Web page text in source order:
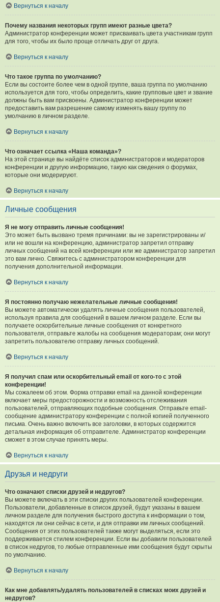
Вернуться к началу
Почему названия некоторых групп имеют разные цвета?
Администратор конференции может присваивать цвета участникам групп
для того, чтобы их было проще отличать друг от друга.
Вернуться к началу
Что такое группа по умолчанию?
Если вы состоите более чем в одной группе, ваша группа по умолчанию
используется для того, чтобы определить, какие групповые цвет и звание
должны быть вам присвоены. Администратор конференции может
предоставить вам разрешение самому изменять вашу группу по
умолчанию в личном разделе.
Вернуться к началу
Что означает ссылка «Наша команда»?
На этой странице вы найдёте список администраторов и модераторов
конференции и другую информацию, такую как сведения о форумах,
которые они модерируют.
Вернуться к началу
Личные сообщения
Я не могу отправить личные сообщения!
Это может быть вызвано тремя причинами: вы не зарегистрированы и/
или не вошли на конференцию, администратор запретил отправку
личных сообщений на всей конференции или же администратор запретил
это вам лично. Свяжитесь с администратором конференции для
получения дополнительной информации.
Вернуться к началу
Я постоянно получаю нежелательные личные сообщения!
Вы можете автоматически удалять личные сообщения пользователей,
используя правила для сообщений в вашем личном разделе. Если вы
получаете оскорбительные личные сообщения от конкретного
пользователя, отправьте жалобы на сообщения модераторам; они могут
запретить пользователю отправку личных сообщений.
Вернуться к началу
Я получил спам или оскорбительный email от кого-то с этой
конференции!
Мы сожалеем об этом. Форма отправки email на данной конференции
включает меры предосторожности и возможность отслеживания
пользователей, отправляющих подобные сообщения. Отправьте email-
сообщение администратору конференции с полной копией полученного
письма. Очень важно включить все заголовки, в которых содержится
детальная информация об отправителе. Администратор конференции
сможет в этом случае принять меры.
Вернуться к началу
Друзья и недруги
Что означают списки друзей и недругов?
Вы можете включать в эти списки других пользователей конференции.
Пользователи, добавленные в список друзей, будут указаны в вашем
личном разделе для получения быстрого доступа к информации о том,
находятся ли они сейчас в сети, и для отправки им личных сообщений.
Сообщения от этих пользователей также могут выделяться, если это
поддерживается стилем конференции. Если вы добавили пользователей
в список недругов, то любые отправленные ими сообщения будут скрыты
по умолчанию.
Вернуться к началу
Как мне добавлять/удалять пользователей в списках моих друзей и
недругов?